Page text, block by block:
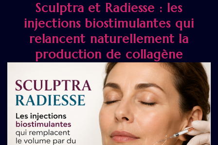
Sculptra et Radiesse : les
injections biostimulantes qui
relancent naturellement la
production de collagène